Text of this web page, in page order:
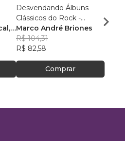
,
Desvendando Álbuns
Clássicos do Rock -
Volume 1
Marco André Briones
R$ 104,31
R$ 82,58
Comprar